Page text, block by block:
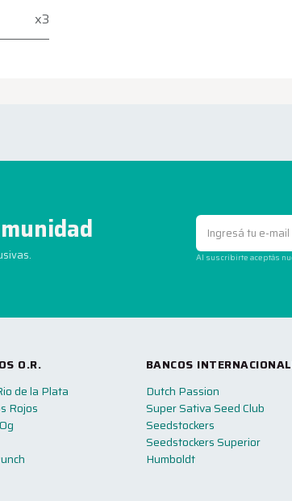
x3
Al suscribirte aceptás
O.R.
de la Plata
Rojos
BANCOS
Dutch Passion
Super Sativa Seed Club
Seedstockers
Seedstockers Superior
Humboldt